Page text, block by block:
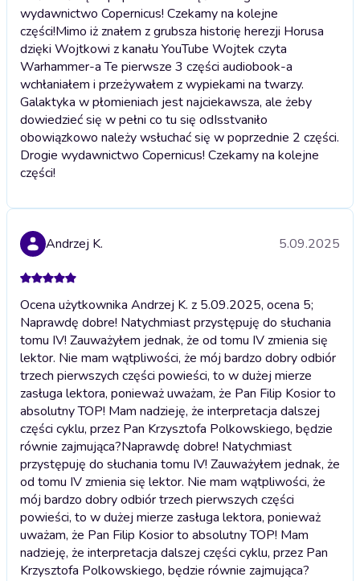
wydawnictwo Copernicus! Czekamy na kolejne
części!Mimo iż znałem z grubsza historię herezji Horusa
dzięki Wojtkowi z kanału YouTube Wojtek czyta
Warhammer-a Te pierwsze 3 części audiobook-a
wchłaniałem i przeżywałem z wypiekami na twarzy.
Galaktyka w płomieniach jest najciekawsza, ale żeby
dowiedzieć się w pełni co tu się odIsstvaniło
obowiązkowo należy wsłuchać się w poprzednie 2 części.
Drogie wydawnictwo Copernicus! Czekamy na kolejne
części!
Andrzej K. 5.09.2025
Ocena użytkownika Andrzej K. z 5.09.2025, ocena 5;
Naprawdę dobre! Natychmiast przystępuję do słuchania
tomu IV! Zauważyłem jednak, że od tomu IV zmienia się
lektor. Nie mam wątpliwości, że mój bardzo dobry odbiór
trzech pierwszych części powieści, to w dużej mierze
zasługa lektora, ponieważ uważam, że Pan Filip Kosior to
absolutny TOP! Mam nadzieję, że interpretacja dalszej
części cyklu, przez Pan Krzysztofa Polkowskiego, będzie
równie zajmująca?Naprawdę dobre! Natychmiast
przystępuję do słuchania tomu IV! Zauważyłem jednak, że
od tomu IV zmienia się lektor. Nie mam wątpliwości, że
mój bardzo dobry odbiór trzech pierwszych części
powieści, to w dużej mierze zasługa lektora, ponieważ
uważam, że Pan Filip Kosior to absolutny TOP! Mam
nadzieję, że interpretacja dalszej części cyklu, przez Pan
Krzysztofa Polkowskiego, będzie równie zajmująca?